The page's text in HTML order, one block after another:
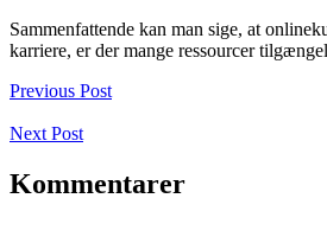
Sammenfattende kan man sige, at
karriere, er der mange ressourcer
Previous Post
Next Post
Kommentarer